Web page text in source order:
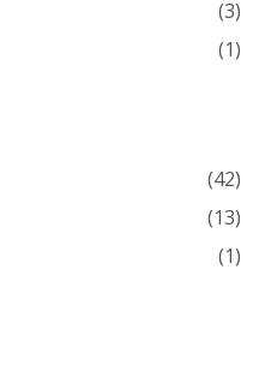
(3)
(1)
(42)
(13)
(1)